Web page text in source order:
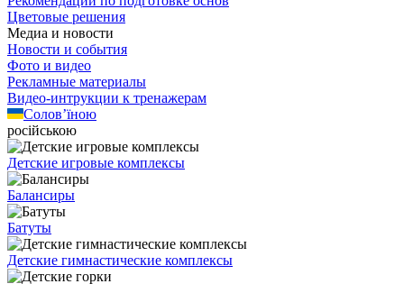
Цветовые решения
Медиа и новости
Новости и события
Фото и видео
Рекламные материалы
Видео-интрукции к тренажерам
Солов’їною
російською
Детские игровые комплексы
Балансиры
Батуты
Детские гимнастические комплексы